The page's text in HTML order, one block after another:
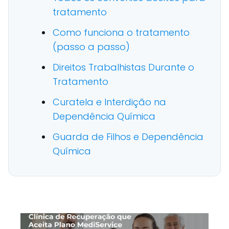
tratamento
Como funciona o tratamento
(passo a passo)
Direitos Trabalhistas Durante o
Tratamento
Curatela e Interdição na
Dependência Química
Guarda de Filhos e Dependência
Química